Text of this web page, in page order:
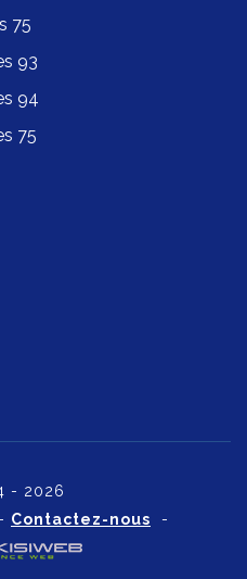
75
93
94
75
- 2026
Contactez-nous -